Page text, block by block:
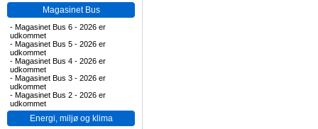
Magasinet Bus
- Magasinet Bus 6 - 2026 er
udkommet
- Magasinet Bus 5 - 2026 er
udkommet
- Magasinet Bus 4 - 2026 er
udkommet
- Magasinet Bus 3 - 2026 er
udkommet
- Magasinet Bus 2 - 2026 er
udkommet
Energi, miljø og klima